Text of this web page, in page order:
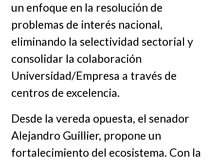
un enfoque en la resolución de
problemas de interés nacional,
eliminando la selectividad sectorial y
consolidar la colaboración
Universidad/Empresa a través de
centros de excelencia.
Desde la vereda opuesta, el senador
Alejandro Guillier, propone un
fortalecimiento del ecosistema. Con la